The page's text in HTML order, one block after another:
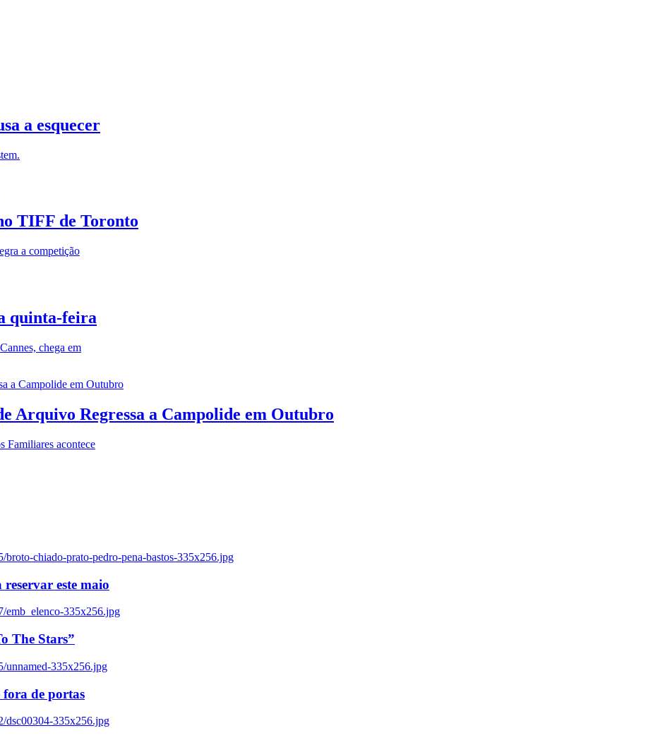
a esquecer
TIFF de Toronto
a competição
quinta-feira
chega em
Arquivo Regressa a Campolide em Outubro
acontece
chiado-prato-pedro-pena-bastos-335x256.jpg
este maio
emb_elenco-335x256.jpg
The Stars”
unnamed-335x256.jpg
fora de portas
dsc00304-335x256.jpg